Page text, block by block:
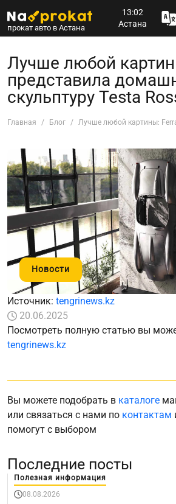
прокат авто в Астана
13:02
Астана
Лучше любой
представила
скульптуру Testa
Главная Блог Лучше любой картины:
Новости
Источник: tengrinews.kz
20.06.2025
Посмотреть полную статью вы
tengrinews.kz
Вы можете подобрать в каталоге
или связаться с нами по контактам
помогут с выбором
Последние посты
Полезная информация
08.08.2026